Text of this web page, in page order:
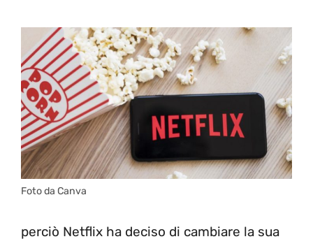
Foto da Canva
perciò Netflix ha deciso di cambiare la sua